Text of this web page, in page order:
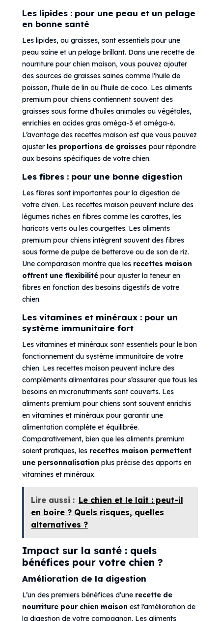
Les lipides : pour une peau et un pelage
en bonne santé
Les lipides, ou graisses, sont essentiels pour une
peau saine et un pelage brillant. Dans une recette de
nourriture pour chien maison, vous pouvez ajouter
des sources de graisses saines comme l’huile de
poisson, l’huile de lin ou l’huile de coco. Les aliments
premium pour chiens contiennent souvent des
graisses sous forme d’huiles animales ou végétales,
enrichies en acides gras oméga-3 et oméga-6.
L’avantage des recettes maison est que vous pouvez
ajuster les proportions de graisses pour répondre
aux besoins spécifiques de votre chien.
Les fibres : pour une bonne digestion
Les fibres sont importantes pour la digestion de
votre chien. Les recettes maison peuvent inclure des
légumes riches en fibres comme les carottes, les
haricots verts ou les courgettes. Les aliments
premium pour chiens intègrent souvent des fibres
sous forme de pulpe de betterave ou de son de riz.
Une comparaison montre que les recettes maison
offrent une flexibilitépour ajuster la teneur en
fibres en fonction des besoins digestifs de votre
chien.
Les vitamines et minéraux : pour un
système immunitaire fort
Les vitamines et minéraux sont essentiels pour le bon
fonctionnement du système immunitaire de votre
chien. Les recettes maison peuvent inclure des
compléments alimentaires pour s’assurer que tous les
besoins en micronutriments sont couverts. Les
aliments premium pour chiens sont souvent enrichis
en vitamines et minéraux pour garantir une
alimentation complète et équilibrée.
Comparativement, bien que les aliments premium
soient pratiques, les recettes maison permettent
une personnalisation plus précise des apports en
vitamines et minéraux.
Lire aussi : Le chien et le lait : peut-il
en boire ? Quels risques, quelles
alternatives ?
Impact sur la santé : quels
bénéfices pour votre chien ?
Amélioration de la digestion
L’un des premiers bénéfices d’une recette de
nourriture pour chien maison est l’amélioration de
la digestion de votre compagnon. Les aliments